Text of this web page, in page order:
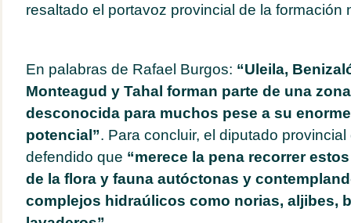
resaltado el portavoz provincial de la formación
En palabras de Rafael Burgos: “Uleila,
Monteagud y Tahal forman parte de una
desconocida para muchos pese a su
potencial”. Para concluir, el diputado
defendido que “merece la pena recorrer
de la flora y fauna autóctonas y
complejos hidraúlicos como norias, aljibes,